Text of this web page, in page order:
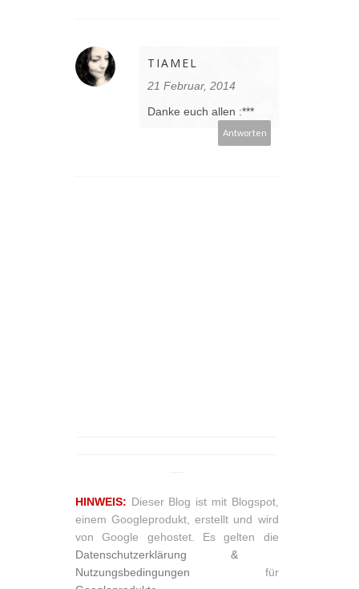
TIAMEL
21 Februar, 2014
Danke euch allen :***
Antworten
HINWEIS: Dieser Blog ist mit Blogspot,
einem Googleprodukt, erstellt und wird
von Google gehostet. Es gelten die
Datenschutzerklärung &
Nutzungsbedingungen
für